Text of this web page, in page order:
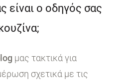
είναι ο οδηγός σας
μας τακτικά για
σχετικά με τις